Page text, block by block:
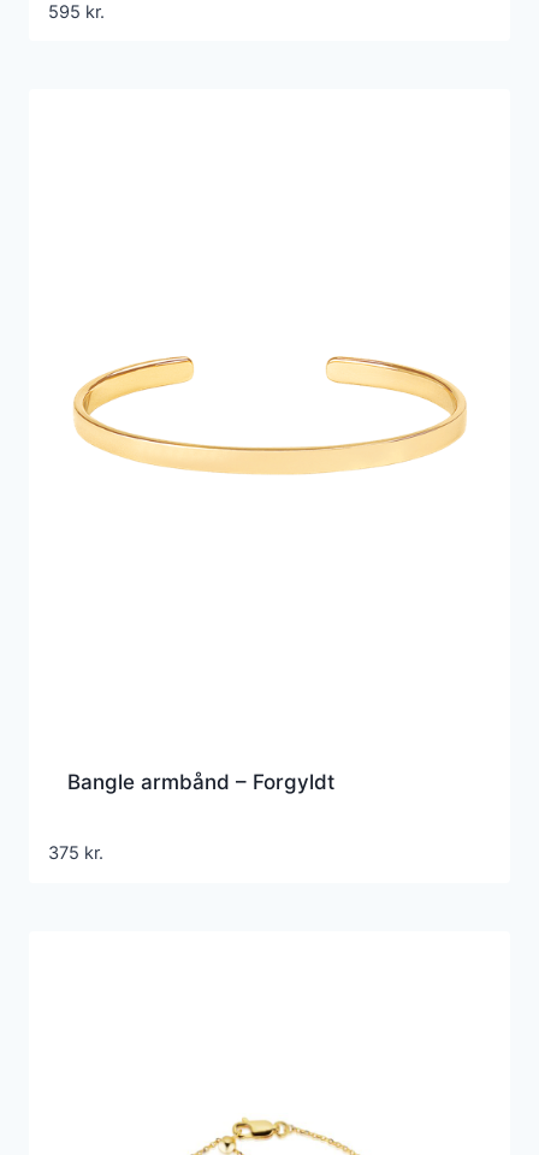
595 kr.
Bangle armbånd – Forgyldt
375 kr.